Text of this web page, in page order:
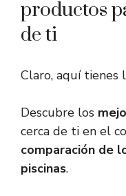
productos
de ti
Claro, aquí tienes
Descubre los
cerca de ti en el
comparación de
piscinas.